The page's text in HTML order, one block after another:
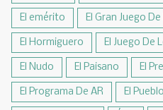
El emérito El Gran Juego De
El Hormiguero El Juego De
El Nudo El Paisano El
El Programa De AR El Pueblo